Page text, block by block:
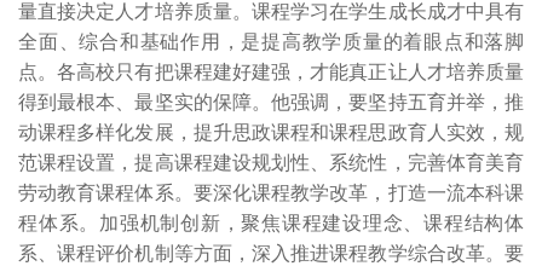
量直接决定人才培养质量。课程学习在学生成长成才中具有
全面、综合和基础作用，是提高教学质量的着眼点和落脚
点。各高校只有把课程建好建强，才能真正让人才培养质量
得到最根本、最坚实的保障。他强调，要坚持五育并举，推
动课程多样化发展，提升思政课程和课程思政育人实效，规
范课程设置，提高课程建设规划性、系统性，完善体育美育
劳动教育课程体系。要深化课程教学改革，打造一流本科课
程体系。加强机制创新，聚焦课程建设理念、课程结构体
系、课程评价机制等方面，深入推进课程教学综合改革。要